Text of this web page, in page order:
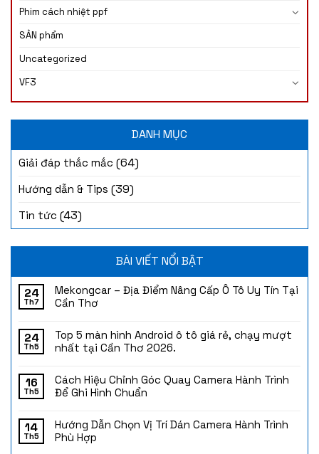
Phim cách nhiệt ppf
SẢN phẩm
Uncategorized
VF3
DANH MỤC
Giải đáp thắc mắc (64)
Hướng dẫn & Tips (39)
Tin tức (43)
BÀI VIẾT NỔI BẬT
24
Th7
Mekongcar – Địa Điểm Nâng Cấp Ô Tô Uy Tín Tại
Cần Thơ
24
Th5
Top 5 màn hình Android ô tô giá rẻ, chạy mượt
nhất tại Cần Thơ 2026.
16
Th5
Cách Hiệu Chỉnh Góc Quay Camera Hành Trình
Để Ghi Hình Chuẩn
14
Th5
Hướng Dẫn Chọn Vị Trí Dán Camera Hành Trình
Phù Hợp